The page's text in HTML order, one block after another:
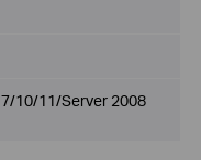
10/11/Server 2008